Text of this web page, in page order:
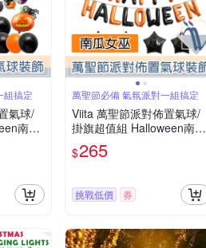
組搞定
氣球/
南瓜
萬聖節必備 氣氛派對一組搞定
Viita 萬聖節派對佈置氣球/
掛旗超值組 Halloween南瓜
女巫
$265
挑戰低價 券